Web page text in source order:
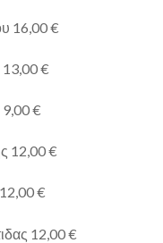
16,00 €
€
€
12,00 €
€
12,00 €